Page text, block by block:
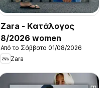
Zara - Kατάλογος
8/2026 women
Από το Σάββατο 01/08/2026
Zara